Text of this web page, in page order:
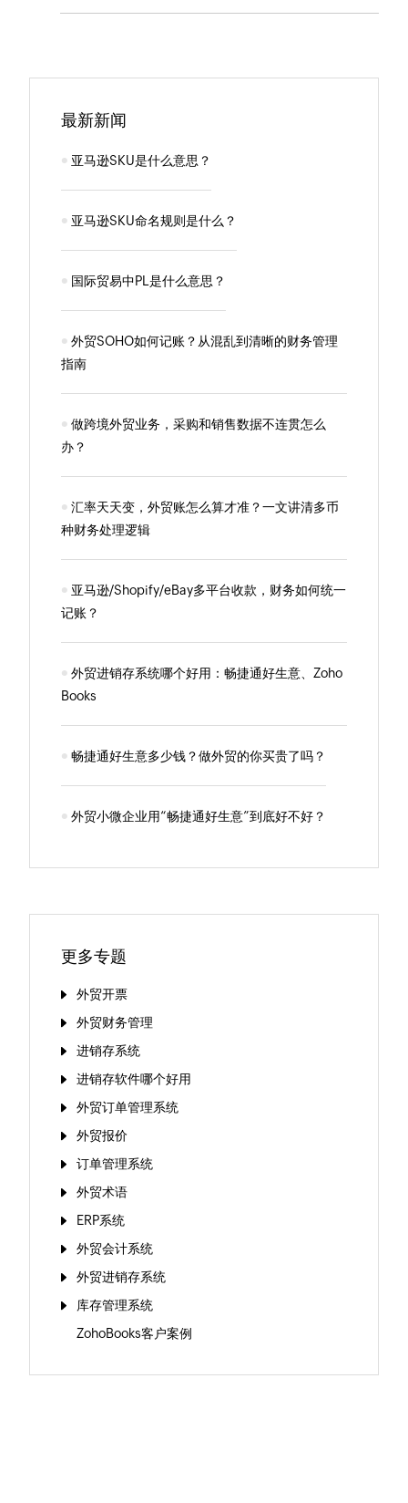
最新新闻
亚马逊SKU是什么意思？
亚马逊SKU命名规则是什么？
国际贸易中PL是什么意思？
外贸SOHO如何记账？从混乱到清晰的财务管理
指南
做跨境外贸业务，采购和销售数据不连贯怎么
办？
汇率天天变，外贸账怎么算才准？一文讲清多币
种财务处理逻辑
亚马逊/Shopify/eBay多平台收款，财务如何统一
记账？
外贸进销存系统哪个好用：畅捷通好生意、Zoho
Books
畅捷通好生意多少钱？做外贸的你买贵了吗？
外贸小微企业用“畅捷通好生意”到底好不好？
更多专题
外贸开票
外贸财务管理
进销存系统
进销存软件哪个好用
外贸订单管理系统
外贸报价
订单管理系统
外贸术语
ERP系统
外贸会计系统
外贸进销存系统
库存管理系统
ZohoBooks客户案例